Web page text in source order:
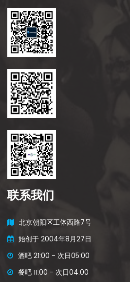
联系我们
北京朝阳区工体西路7号
始创于 2004年8月27日
酒吧 21:00 - 次日05:00
餐吧 11:00 - 次日04:00